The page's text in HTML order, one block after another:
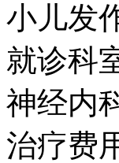
小儿发
就诊科
神经内
治疗费